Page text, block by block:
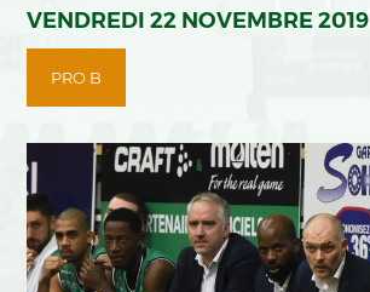
VENDREDI 22 NOVEMBRE 2019
PRO B